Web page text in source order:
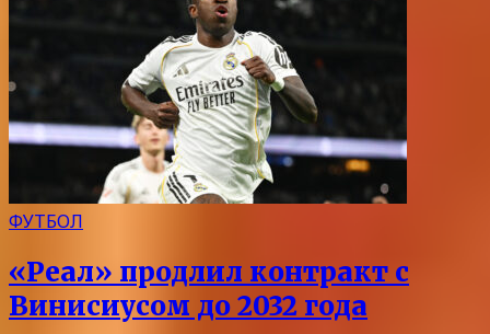
ФУТБОЛ
«Реал» продлил контракт с
Винисиусом до 2032 года